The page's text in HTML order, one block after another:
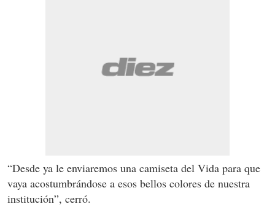
“Desde ya le enviaremos una camiseta del Vida para que
vaya acostumbrándose a esos bellos colores de nuestra
institución”, cerró.